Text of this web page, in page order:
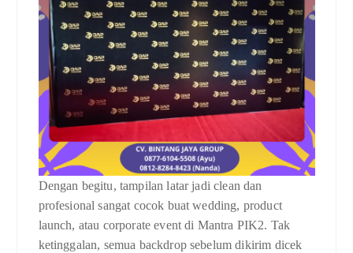
Dengan begitu, tampilan latar jadi clean dan
profesional sangat cocok buat wedding, product
launch, atau corporate event di Mantra PIK2. Tak
ketinggalan, semua backdrop sebelum dikirim dicek